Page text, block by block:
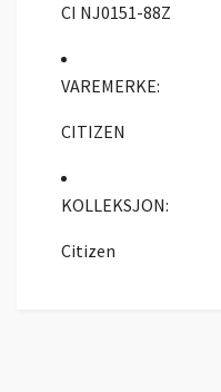
CI NJ0151-88Z
VAREMERKE:
CITIZEN
KOLLEKSJON:
Citizen